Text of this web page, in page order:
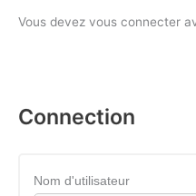
Vous devez vous connecter
Connection
Nom d'utilisateur